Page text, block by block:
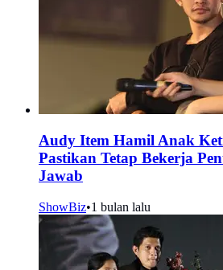
Audy Item Hamil Anak
Pastikan Tetap Bekerja
Jawab
ShowBiz•1 bulan lalu